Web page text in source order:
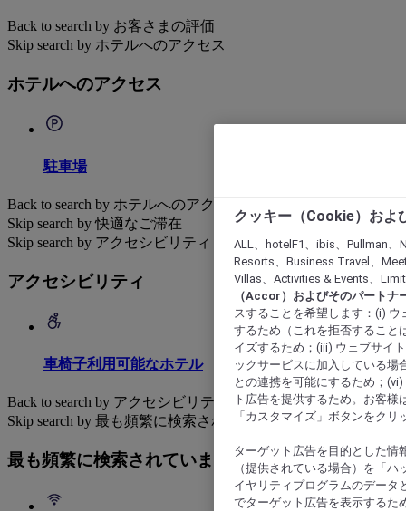
Back to search by お客さまの評価
Skip search by ホテルへのアクセス
ホテルへのアクセス
駐車場
Back to search by ホテルへのアクセス
Skip search by 快適なご滞在
Skip search by アクセシビリティ
アクセシビリティ
車椅子利用可能なホテル
Back to search by アクセシビリティ
Skip search by 最も頻繁に検索されています
最も頻繁に検索されています
クッキー（Cookie）およ
ALL、hotelF1、ibis、Pullman
Resorts、Business Travel、
Villas、Activities & Events、
（Accor）およびそのパートナ
スすることを希望します：(i)
するため（これを拒否すること
イズするため；(iii) ウェブサイ
ックサービスに加入している場
との連携を可能にするため；
ト広告を提供するため。お客
「カスタマイズ」ボタンをク
ターゲット広告を目的とした情
（提供されている場合）を「
イヤリティプログラムのデータ
でターゲット広告を表示するた